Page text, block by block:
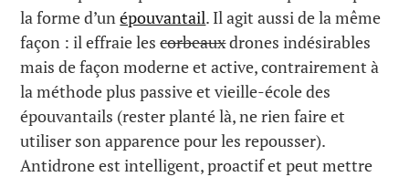
la forme d’unépouvantail. Il agit aussi de la même
façon : il effraie lescorbeauxdrones indésirables
mais de façon moderne et active, contrairement à
la méthode plus passive et vieille-école des
épouvantails (rester planté là, ne rien faire et
utiliser son apparence pour les repousser).
Antidrone est intelligent, proactif et peut mettre